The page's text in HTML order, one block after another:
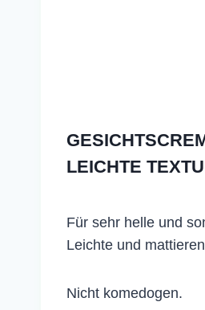
LEICHTE
​Für sehr helle und
Leichte und
Nicht komedogen.